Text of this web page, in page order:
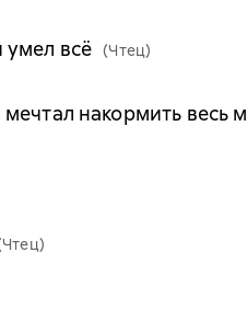
всё (Чтец)
накормить весь